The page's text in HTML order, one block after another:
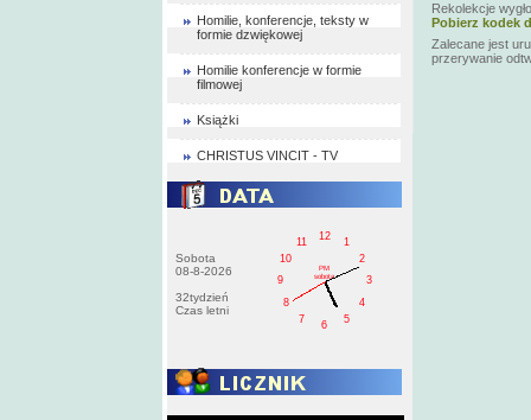
Homilie, konferencje, teksty w
formie dzwiękowej
Homilie konferencje w formie
filmowej
Książki
CHRISTUS VINCIT - TV
Sobota
08-8-2026
32tydzień
Czas letni
1
2
3
4
5
6
7
8
9
10
11
12
PM
sobota
Rekolekcje
Pobierz kodek
Zalecane jest
przerywanie